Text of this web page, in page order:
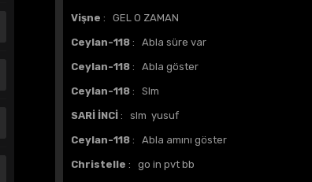
Vişne : GEL O ZAMAN
Ceylan-118 : Abla süre var
Ceylan-118 : Abla göster
Ceylan-118 : Slm
SARİ İNCİ : slm yusuf
Ceylan-118 : Abla amını göster
Christelle : go in pvt bb